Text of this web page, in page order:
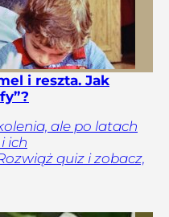
i reszta. Jak
ale po latach
ich
quiz i zobacz,